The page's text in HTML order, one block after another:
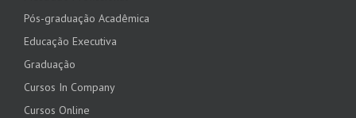
Pós-graduação Acadêmica
Educação Executiva
Graduação
Cursos In Company
Cursos Online